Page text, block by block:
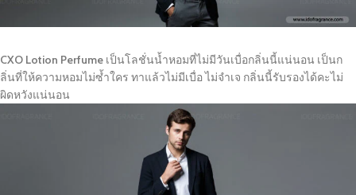
CXO Lotion Perfume เป็นโลชั่นน้ำหอมที่ไม่มีวันเบื่อกลิ่นนี้แน่นอน เป็นก
ลิ่นที่ให้ความหอมไม่ซ้ำใคร ทาแล้วไม่มีเบื่อ ไม่จำเจ กลิ่นนี้รับรองได้คะไม่
ผิดหวังแน่นอน